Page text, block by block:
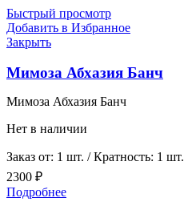
Быстрый просмотр
Добавить в Избранное
Закрыть
Мимоза Абхазия Банч
Мимоза Абхазия Банч
Нет в наличии
Заказ от: 1 шт. / Кратность: 1 шт.
2300 ₽
Подробнее